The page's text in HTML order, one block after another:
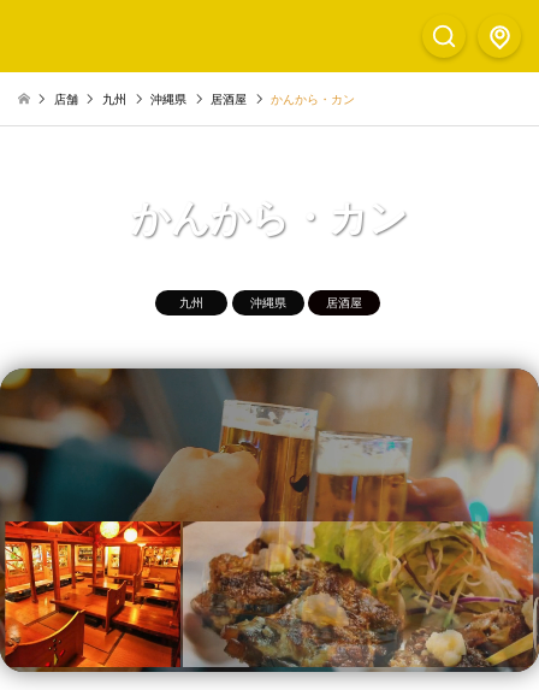
店舗 九州 沖縄県 居酒屋 かんから・カン
かんから・カン
九州 沖縄県 居酒屋